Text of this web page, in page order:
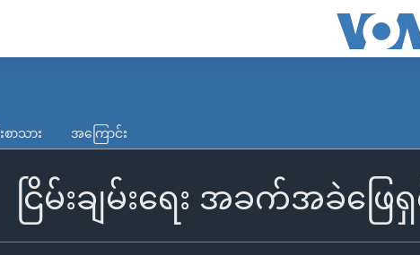
ာသား အကြောင်း
ငြိမ်းချမ်းရေး အခက်အခဲဖြ